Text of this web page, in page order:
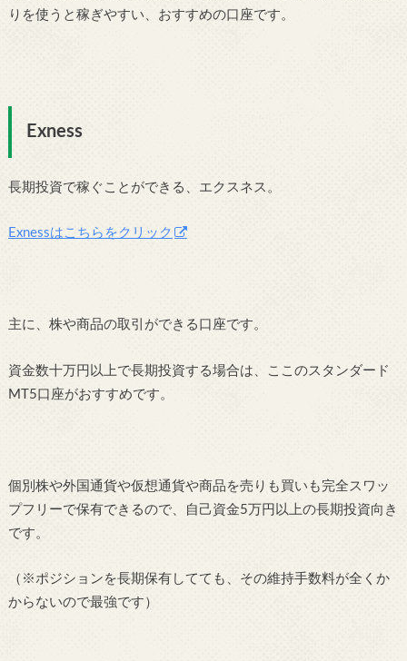
りを使うと稼ぎやすい、おすすめの口座です。
Exness
長期投資で稼ぐことができる、エクスネス。
Exnessはこちらをクリック
主に、株や商品の取引ができる口座です。
資金数十万円以上で長期投資する場合は、ここのスタンダード
MT5口座がおすすめです。
個別株や外国通貨や仮想通貨や商品を売りも買いも完全スワッ
プフリーで保有できるので、自己資金5万円以上の長期投資向き
です。
（※ポジションを長期保有してても、その維持手数料が全くか
からないので最強です）